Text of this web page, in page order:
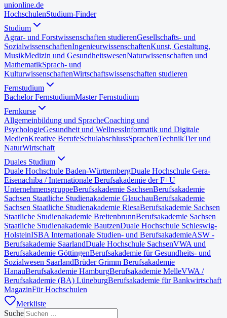
unionline.de
HochschulenStudium-Finder
Studium
Agrar- und Forstwissenschaften studierenGesellschafts- und
SozialwissenschaftenIngenieurwissenschaftenKunst, Gestaltung,
MusikMedizin und GesundheitswesenNaturwissenschaften und
MathematikSprach- und
KulturwissenschaftenWirtschaftswissenschaften studieren
Fernstudium
Bachelor FernstudiumMaster Fernstudium
Fernkurse
Allgemeinbildung und SpracheCoaching und
PsychologieGesundheit und WellnessInformatik und Digitale
MedienKreative BerufeSchulabschlussSprachenTechnikTier und
NaturWirtschaft
Duales Studium
Duale Hochschule Baden-WürttembergDuale Hochschule Gera-
Eisenachiba / Internationale Berufsakademie der F+U
UnternehmensgruppeBerufsakademie SachsenBerufsakademie
Sachsen Staatliche Studienakademie GlauchauBerufsakademie
Sachsen Staatliche Studienakademie RiesaBerufsakademie Sachsen
Staatliche Studienakademie BreitenbrunnBerufsakademie Sachsen
Staatliche Studienakademie BautzenDuale Hochschule Schleswig-
HolsteinISBA Internationale Studien- und BerufsakademieASW -
Berufsakademie SaarlandDuale Hochschule SachsenVWA und
Berufsakademie GöttingenBerufsakademie für Gesundheits- und
Sozialwesen SaarlandBrüder Grimm Berufsakademie
HanauBerufsakademie HamburgBerufsakademie MelleVWA /
Berufsakademie (BA) LüneburgBerufsakademie für Bankwirtschaft
MagazinFür Hochschulen
Merkliste
Suche